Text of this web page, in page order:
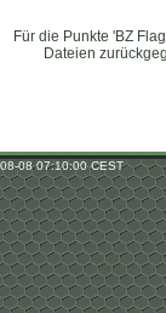
Für die Punkte 'BZ
Dateien
08 07:10:00 CEST